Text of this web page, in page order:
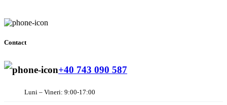
Contact
+40 743 090 587
Luni – Vineri: 9:00-17:00